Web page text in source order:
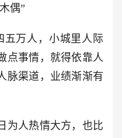
偶”
五万人，小城里人际
点事情，就得依靠人
脉渠道，业绩渐渐有
为人热情大方，也比